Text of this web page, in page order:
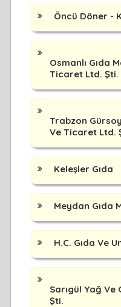
Öncü Döner -
Osmanlı Gıda
Ticaret Ltd. Şti.
Trabzon
Ve Ticaret Ltd.
Keleşler Gıda
Meydan Gıda
H.C. Gıda Ve
Sarıgül Yağ
Şti.